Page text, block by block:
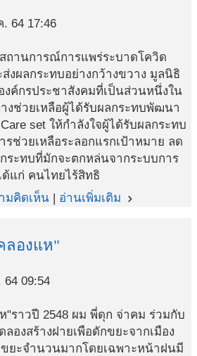
64 17:46
ถานการณ์การแพร่ระบาดโควิด
งผลกระทบอย่างกว้างขวาง มูลนิธิ
ค์กรประชาสังคมที่เป็นส่วนหนึ่งใน
งช่วยเหลือผู้ได้รับผลกระทบพัฒนา
set ให้กำลังใจผู้ได้รับผลกระทบ
รช่วยเหลือระลอกแรกเป้าหมาย ลด
ระทบที่มักจะตกหล่นจากระบบการ
แก่ คนไทยไร้สิทธิ
มคิดเห็น | อ่านเพิ่มเติม navigate_next
ลองแห"
64 09:54
"ราวปี 2548 ผม พี่ดุก จ่าคม ร่วมกับ
องสร้างฝายเพือดักขยะจากเมือง
ยะจำนวนมากโดยเฉพาะหน้าฝนมี